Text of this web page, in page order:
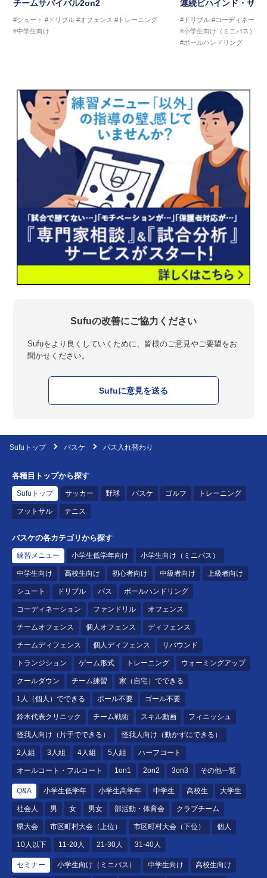
チームサバイバル2on2
#シュート #ドリブル #オフェンス #トレーニング
#中学生向け
連続ビハインド・ザ・
#ドリブル #コーディネーシ
#小学生向け（ミニバス）
#ボールハンドリング
Sufuの改善にご協力ください
Sufuをより良くしていくために、皆様のご意見やご要望をお
聞かせください。
Sufuに意見を送る
Sufuトップ バスケ パス入れ替わり
各種目トップから探す
Sufuトップ サッカー 野球 バスケ ゴルフ トレーニング
フットサル テニス
バスケの各カテゴリから探す
練習メニュー 小学生低学年向け 小学生向け（ミニバス）
中学生向け 高校生向け 初心者向け 中級者向け 上級者向け
シュート ドリブル パス ボールハンドリング
コーディネーション ファンドリル オフェンス
チームオフェンス 個人オフェンス ディフェンス
チームディフェンス 個人ディフェンス リバウンド
トランジション ゲーム形式 トレーニング ウォーミングアップ
クールダウン チーム練習 家（自宅）でできる
1人（個人）でできる ボール不要 ゴール不要
鈴木代表クリニック チーム戦術 スキル動画 フィニッシュ
怪我人向け（片手でできる） 怪我人向け（動かずにできる）
2人組 3人組 4人組 5人組 ハーフコート
オールコート・フルコート 1on1 2on2 3on3 その他一覧
Q&A 小学生低学年 小学生高学年 中学生 高校生 大学生
社会人 男 女 男女 部活動・体育会 クラブチーム
県大会 市区町村大会（上位） 市区町村大会（下位） 個人
10人以下 11-20人 21-30人 31-40人
セミナー 小学生向け（ミニバス） 中学生向け 高校生向け